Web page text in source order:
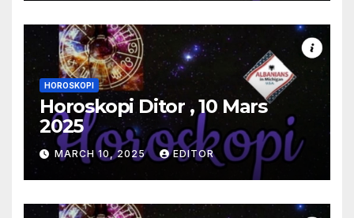
HOROSKOPI
Horoskopi Ditor , 10 Mars
2025
MARCH 10, 2025 EDITOR